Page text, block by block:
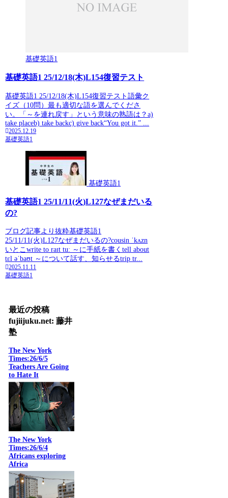
基礎英語1
基礎英語1 25/12/18(木)L154復習テスト
基礎英語1 25/12/18(木)L154復習テスト語彙ク
イズ（10問）最も適切な語を選んでくださ
い。「～を連れ戻す」という意味の熟語は？a)
take placeb) take backc) give back“You got it.” ...
2025.12.19
基礎英語1
基礎英語1
基礎英語1 25/11/11(火)L127なぜまだいる
の?
ブログ記事より抜粋基礎英語1
25/11/11(火)L127なぜまだいるの?cousin ˈkʌzn
いとこwrite to raɪt tuː ～に手紙を書くtell about
tɛl əˈbaʊt ～について話す、知らせるtrip tr...
2025.11.11
基礎英語1
最近の投稿
fujiijuku.net: 藤井
塾
The New York
Times:26/6/5
Teachers Are Going
to Hate It
The New York
Times:26/6/4
Africans exploring
Africa